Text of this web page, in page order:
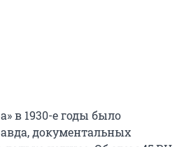
в 1930-е годы было
документальных